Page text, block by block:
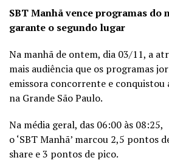
SBT Manhã vence programas do
garante o segundo lugar
Na manhã de ontem, dia 03/11, a
mais audiência que os programas
emissora concorrente e conquistou
na Grande São Paulo.
Na média geral, das 06:00 às 08:25,
o ‘SBT Manhã’ marcou 2,5 pontos
share e 3 pontos de pico.